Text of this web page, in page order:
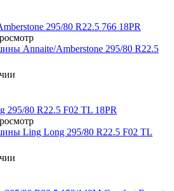
Annaite/Amberstone 295/80 R22.5
Ling Long 295/80 R22.5 F02 TL